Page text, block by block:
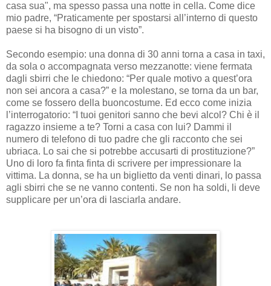
casa sua", ma spesso passa una notte in cella. Come dice
mio padre, “Praticamente per spostarsi all’interno di questo
paese si ha bisogno di un visto”.
Secondo esempio: una donna di 30 anni torna a casa in taxi,
da sola o accompagnata verso mezzanotte: viene fermata
dagli sbirri che le chiedono: “Per quale motivo a quest’ora
non sei ancora a casa?” e la molestano, se torna da un bar,
come se fossero della buoncostume. Ed ecco come inizia
l’interrogatorio: “I tuoi genitori sanno che bevi alcol? Chi è il
ragazzo insieme a te? Torni a casa con lui? Dammi il
numero di telefono di tuo padre che gli racconto che sei
ubriaca. Lo sai che si potrebbe accusarti di prostituzione?”
Uno di loro fa finta finta di scrivere per impressionare la
vittima. La donna, se ha un biglietto da venti dinari, lo passa
agli sbirri che se ne vanno contenti. Se non ha soldi, li deve
supplicare per un’ora di lasciarla andare.